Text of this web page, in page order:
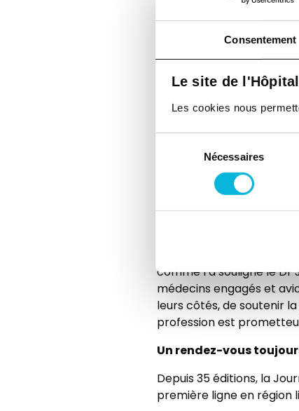
Consentement
Le site de
Les cookies nous
consentement
Nécessaires
Un public mobilisé, un
La forte présence de
comme l’a souligné le Dr
médecins engagés et
leurs côtés, de soutenir
profession est
Un rendez-vous
Depuis 35 éditions, la
première ligne en région